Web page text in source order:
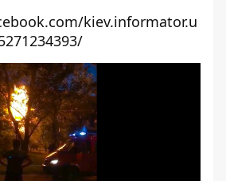
kiev.informator.u